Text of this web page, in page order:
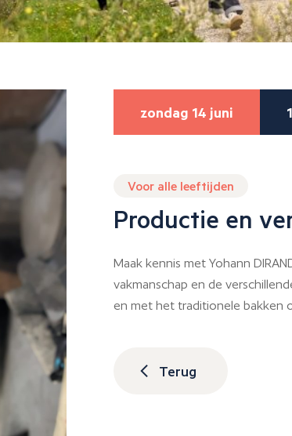
zondag 14 juni
Voor alle leeftijden
Productie en
Maak kennis met Yohann
vakmanschap en de
en met het traditionele bakken
Terug